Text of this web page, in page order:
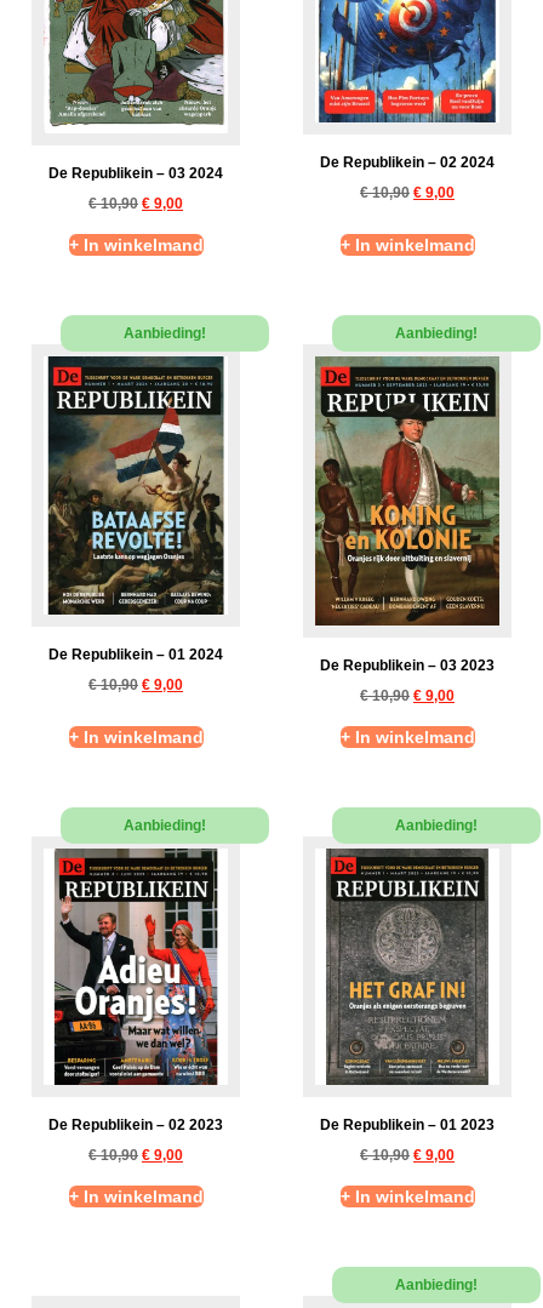
De Republikein – 03 2024
€10,90 € 9,00
+ In winkelmand
De Republikein – 02 2024
€10,90 € 9,00
+ In winkelmand
Aanbieding!
De Republikein – 01 2024
€10,90 € 9,00
+ In winkelmand
Aanbieding!
De Republikein – 03 2023
€10,90 € 9,00
+ In winkelmand
Aanbieding!
De Republikein – 02 2023
€10,90 € 9,00
+ In winkelmand
Aanbieding!
De Republikein – 01 2023
€10,90 € 9,00
+ In winkelmand
Aanbieding!